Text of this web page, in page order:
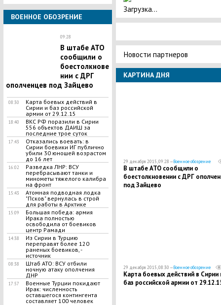
ВОЕННОЕ ОБОЗРЕНИЕ
09:28
В штабе АТО
сообщили о
боестолкнове
нии с ДРГ
ополченцев под Зайцево
08:30
Карта боевых действий в
Сирии и баз российской
армии от 29.12.15
18:40
ВКС РФ поразили в Сирии
556 объектов ДАИШ за
последние трое суток
17:43
Отказались воевать: в
Сирии боевики ИГ публично
убили 30 юношей возрастом
до 16 лет
16:02
Разведка ЛНР: ВСУ
перебрасывают танки и
минометы тяжелого калибра
на фронт
15:43
Атомная подводная лодка
"Псков" вернулась в строй
для работы в Арктике
15:09
Большая победа: армия
Ирака полностью
освободила от боевиков
центр Рамади
14:38
Из Сирии в Турцию
переправят более 120
раненых боевиков, -
источник
08:38
Штаб АТО: ВСУ отбили
ночную атаку ополчения
ДНР
17:57
Военные Турции покидают
Ирак: численность
оставшегося контингента
составляет 100 человек
Загрузка...
Новости партнеров
КАРТИНА ДНЯ
29 декабря 2015, 09:28 —Военное обозрение
В штабе АТО сообщили о
боестолкновении с ДРГ
под Зайцево
29 декабря 2015, 08:30 —Военное обозрение
Карта боевых действий в Сирии
баз российской армии от